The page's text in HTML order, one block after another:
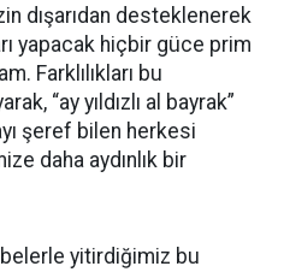
dışarıdan desteklenerek
yapacak hiçbir güce prim
Farklılıkları bu
“ay yıldızlı al bayrak”
şeref bilen herkesi
daha aydınlık bir
yitirdiğimiz bu